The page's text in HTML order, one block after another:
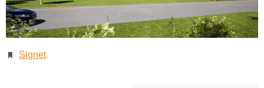
Signet.